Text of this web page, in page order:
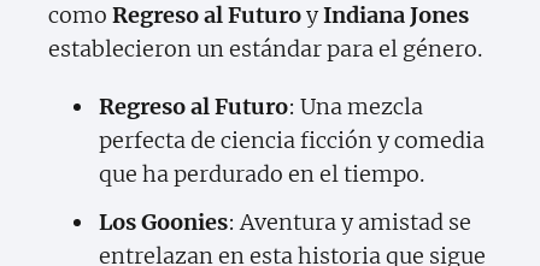
como Regreso al FuturoyIndiana Jones
establecieron un estándar para el género.
Regreso al Futuro: Una mezcla
perfecta de ciencia ficción y comedia
que ha perdurado en el tiempo.
Los Goonies: Aventura y amistad se
entrelazan en esta historia que sigue